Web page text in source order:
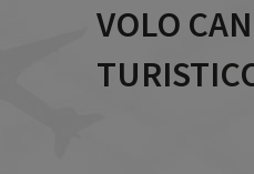
VOLO